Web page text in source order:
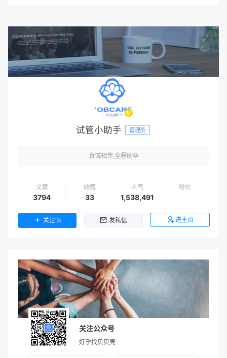
试管小助手 管理员
真诚相伴,全程助孕
文章
3794
收藏
33
人气
1,538,491
粉丝
关注Ta 发私信 进主页
关注公众号
好孕找贝贝壳